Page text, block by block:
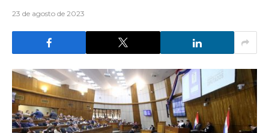
23 de agosto de 2023